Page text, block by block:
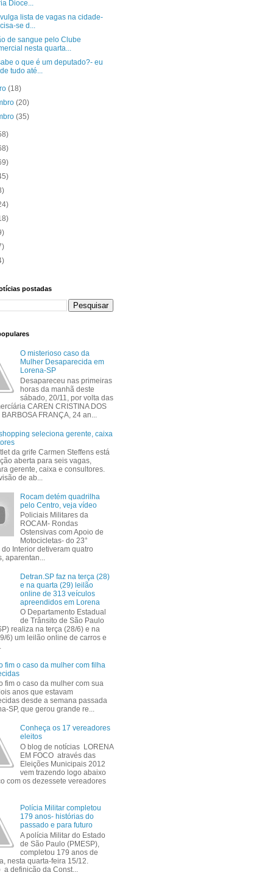
Dioce...
lista de vagas na cidade-
se d...
de sangue pelo Clube
nesta quarta...
o que é um deputado?- eu
tudo até...
(18)
(20)
(35)
postadas
O misterioso caso da
Mulher Desaparecida em
Lorena-SP
Desapareceu nas primeiras
horas da manhã deste
sábado, 20/11, por volta das
CAREN CRISTINA DOS
FRANÇA, 24 an...
seleciona gerente, caixa
da grife Carmen Steffens está
aberta para seis vagas,
gerente, caixa e consultores.
de ab...
Rocam detém quadrilha
pelo Centro, veja vídeo
Policiais Militares da
ROCAM- Rondas
Ostensivas com Apoio de
Motocicletas- do 23°
do Interior detiveram quatro
aparentan...
Detran.SP faz na terça (28)
e na quarta (29) leilão
online de 313 veículos
apreendidos em Lorena
O Departamento Estadual
de Trânsito de São Paulo
realiza na terça (28/6) e na
6) um leilão online de carros e
fim o caso da mulher com filha
fim o caso da mulher com sua
anos que estavam
desde a semana passada
SP, que gerou grande re...
Conheça os 17 vereadores
eleitos
O blog de notícias LORENA
EM FOCO através das
Eleições Municipais 2012
vem trazendo logo abaixo
com os dezessete vereadores
Polícia Militar completou
179 anos- histórias do
passado e para futuro
A polícia Militar do Estado
de São Paulo (PMESP),
completou 179 anos de
nesta quarta-feira 15/12.
a definição da Const...